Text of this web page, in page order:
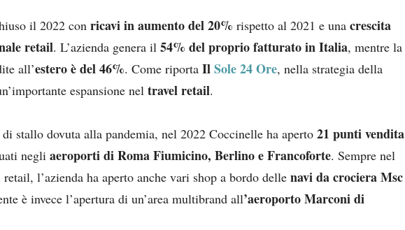
il 2022 con ricavi in aumento del 20% rispetto al 2021 e una crescita
retail. L’azienda genera il 54% del proprio fatturato in Italia, mentre la
all’estero è del 46%. Come riporta IlSole 24 Ore, nella strategia della
espansione nel travel retail.
di stallo dovuta alla pandemia, nel 2022 Coccinelle ha aperto 21 punti vendita
negli aeroporti di Roma Fiumicino, Berlino e Francoforte. Sempre nel
l’azienda ha aperto anche vari shop a bordo delle navi da crociera Msc
è invece l’apertura di un’area multibrand all’aeroporto Marconi di